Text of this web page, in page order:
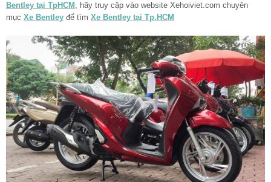
Bentley tại TpHCM , hãy truy cập vào website Xehoiviet.com chuyên
mục Xe Bentley để tìm Xe Bentley tại Tp.HCM